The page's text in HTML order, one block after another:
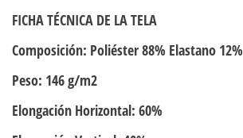
FICHA TÉCNICA DE LA TELA
Composición: Poliéster 88% Elastano 12%
Peso: 146 g/m2
Elongación Horizontal: 60%